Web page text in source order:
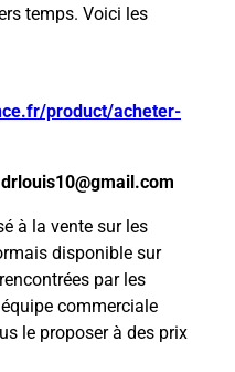
temps. Voici les
product/acheter-
à la vente sur les
disponible sur
par les
commerciale
le proposer à des prix